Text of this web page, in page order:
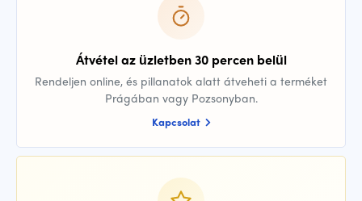
Átvétel az üzletben 30 percen belül
Rendeljen online, és pillanatok alatt átveheti a terméket
Prágában vagy Pozsonyban.
Kapcsolat